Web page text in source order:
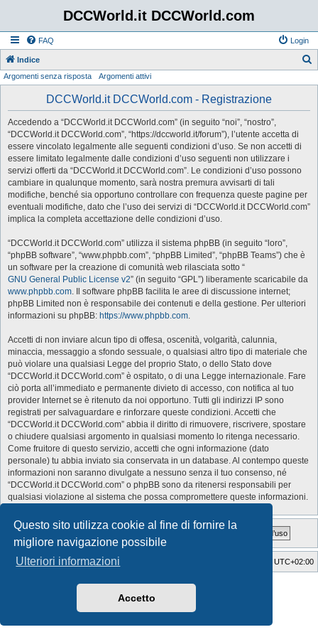
Questo sito utilizza cookie al fine di fornire la
migliore navigazione possibile
Ulteriori informazioni
Accetto
DCCWorld.it DCCWorld.com
FAQ Login
Indice
Argomenti senza risposta Argomenti attivi
DCCWorld.it DCCWorld.com - Registrazione
Accedendo a “DCCWorld.it DCCWorld.com” (in seguito “noi”, “nostro”,
“DCCWorld.it DCCWorld.com”, “https://dccworld.it/forum”), l’utente accetta di
essere vincolato legalmente alle seguenti condizioni d’uso. Se non accetti di
essere limitato legalmente dalle condizioni d’uso seguenti non utilizzare i
servizi offerti da “DCCWorld.it DCCWorld.com”. Le condizioni d’uso possono
cambiare in qualunque momento, sarà nostra premura avvisarti di tali
modifiche, benché sia opportuno controllare con frequenza queste pagine per
eventuali modifiche, dato che l’uso dei servizi di “DCCWorld.it DCCWorld.com”
implica la completa accettazione delle condizioni d’uso.
“DCCWorld.it DCCWorld.com” utilizza il sistema phpBB (in seguito “loro”,
“phpBB software”, “www.phpbb.com”, “phpBB Limited”, “phpBB Teams”) che è
un software per la creazione di comunità web rilasciata sotto “
GNU General Public License v2” (in seguito “GPL”) liberamente scaricabile da
www.phpbb.com. Il software phpBB facilita le aree di discussione internet;
phpBB Limited non è responsabile dei contenuti e della gestione. Per ulteriori
informazioni su phpBB: https://www.phpbb.com.
Accetti di non inviare alcun tipo di offesa, oscenità, volgarità, calunnia,
minaccia, messaggio a sfondo sessuale, o qualsiasi altro tipo di materiale che
può violare una qualsiasi Legge del proprio Stato, o dello Stato dove
“DCCWorld.it DCCWorld.com” è ospitato, o di una Legge internazionale. Fare
ciò porta all’immediato e permanente divieto di accesso, con notifica al tuo
provider Internet se è ritenuto da noi opportuno. Tutti gli indirizzi IP sono
registrati per salvaguardare e rinforzare queste condizioni. Accetti che
“DCCWorld.it DCCWorld.com” abbia il diritto di rimuovere, riscrivere, spostare
o chiudere qualsiasi argomento in qualsiasi momento lo ritenga necessario.
Come fruitore di questo servizio, accetti che ogni informazione (dato
personale) tu abbia inviato sia conservata in un database. Al contempo queste
informazioni non saranno divulgate a nessuno senza il tuo consenso, né
“DCCWorld.it DCCWorld.com” o phpBB sono da ritenersi responsabili per
qualsiasi violazione al sistema che possa compromettere queste informazioni.
Indice UTC+02:00
Style Developer by ©GTA game
phpBB